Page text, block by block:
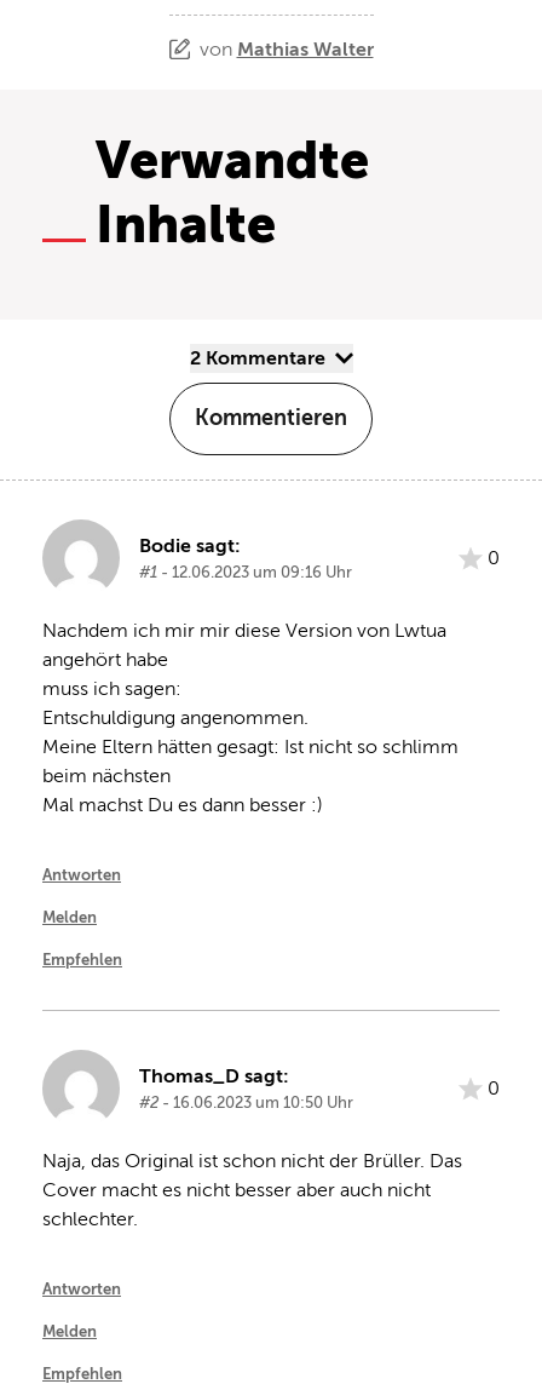
von Mathias Walter
Verwandte
Inhalte
2 Kommentare
Kommentieren
Bodie sagt:
#1 - 12.06.2023 um 09:16 Uhr
0
Nachdem ich mir mir diese Version von Lwtua
angehört habe
muss ich sagen:
Entschuldigung angenommen.
Meine Eltern hätten gesagt: Ist nicht so schlimm
beim nächsten
Mal machst Du es dann besser :)
Antworten
Melden
Empfehlen
Thomas_D sagt:
#2 - 16.06.2023 um 10:50 Uhr
0
Naja, das Original ist schon nicht der Brüller. Das
Cover macht es nicht besser aber auch nicht
schlechter.
Antworten
Melden
Empfehlen